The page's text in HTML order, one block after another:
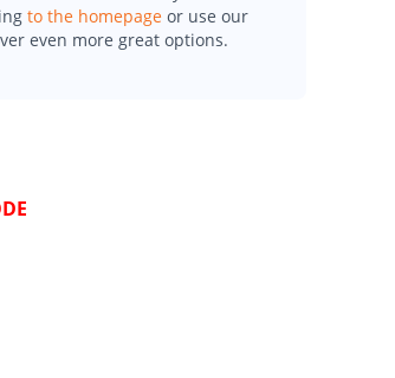
to the homepage or use our
even more great options.